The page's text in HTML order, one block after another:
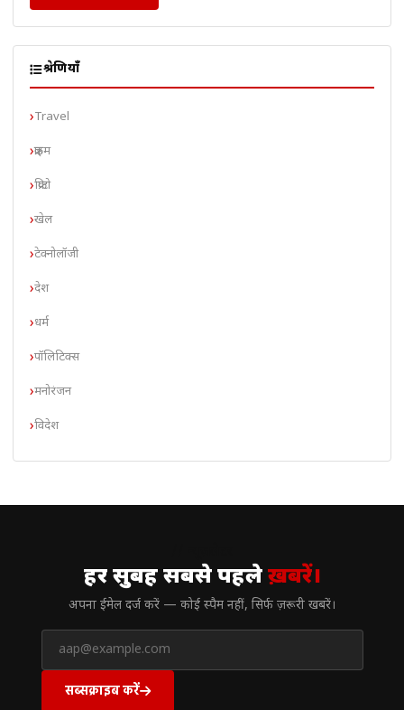
श्रेणियाँ
Travel
क्राइम
क्रिप्टो
खेल
टेक्नोलॉजी
देश
धर्म
पॉलिटिक्स
मनोरंजन
विदेश
हर सुबह सबसे पहलेख़बरें।
अपना ईमेल दर्ज करें — कोई स्पैम नहीं, सिर्फ ज़रूरी खबरें।
सब्सक्राइब करें